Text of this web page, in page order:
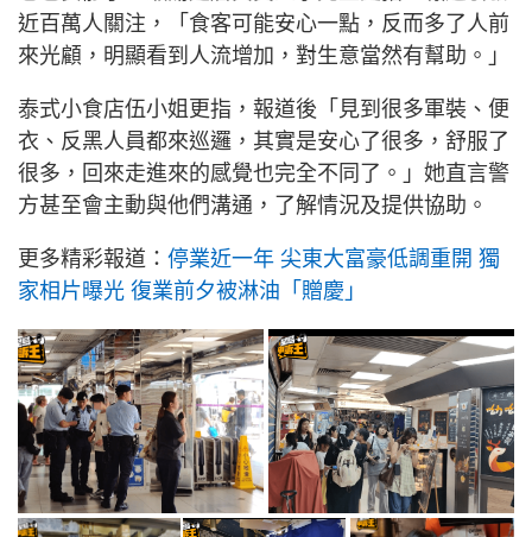
近百萬人關注，「食客可能安心一點，反而多了人前
來光顧，明顯看到人流增加，對生意當然有幫助。」
泰式小食店伍小姐更指，報道後「見到很多軍裝、便
衣、反黑人員都來巡邏，其實是安心了很多，舒服了
很多，回來走進來的感覺也完全不同了。」她直言警
方甚至會主動與他們溝通，了解情況及提供協助。
更多精彩報道： 停業近一年 尖東大富豪低調重開 獨
家相片曝光 復業前夕被淋油「贈慶」